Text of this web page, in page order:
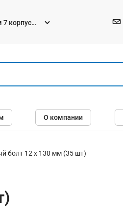
7 корпус
Электро и бензоинструменты
Перфораторы
Шуруповерты
О компании
болт 12 х 130 мм (35 шт)